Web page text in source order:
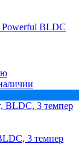
Powerful BLDC
3 темпер